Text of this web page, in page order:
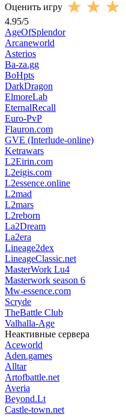
Оценить игру
4.95/5
AgeOfSplendor
Arcaneworld
Asterios
Ba-za.gg
BoHpts
DarkDragon
ElmoreLab
EternalRecall
Euro-PvP
Flauron.com
GVE (Interlude-online)
Ketrawars
L2Eirin.com
L2eigis.com
L2essence.online
L2mad
L2mars
L2reborn
La2Dream
La2era
Lineage2dex
LineageClassic.net
MasterWork Lu4
Masterwork season 6
Mw-essence.com
Scryde
TheBattle Club
Valhalla-Age
Неактивные сервера
Aceworld
Aden.games
Alltar
Artofbattle.net
Averia
Beyond.Lt
Castle-town.net